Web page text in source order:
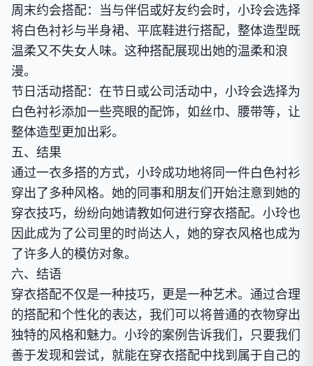
周末约会搭配：当与伴侣或好友约会时，小玲会选择
将白色衬衫与半身裙、平底鞋进行搭配，整体造型既
温柔又不失女人味。这种搭配展现出她的温柔和浪
漫。
节日活动搭配：在节日或公司活动中，小玲会选择为
白色衬衫添加一些亮眼的配饰，如丝巾、腰带等，让
整体造型更加出彩。
五、结果
通过一衣多搭的方式，小玲成功地将同一件白色衬衫
穿出了多种风格。她的同事和朋友们开始注意到她的
穿衣技巧，纷纷向她请教如何进行穿衣搭配。小玲也
因此成为了公司里的时尚达人，她的穿衣风格也成为
了许多人的模仿对象。
六、结语
穿衣搭配不仅是一种技巧，更是一种艺术。通过合理
的搭配和个性化的表达，我们可以将普通的衣物穿出
独特的风格和魅力。小玲的案例告诉我们，只要我们
善于发现和尝试，就能在穿衣搭配中找到属于自己的